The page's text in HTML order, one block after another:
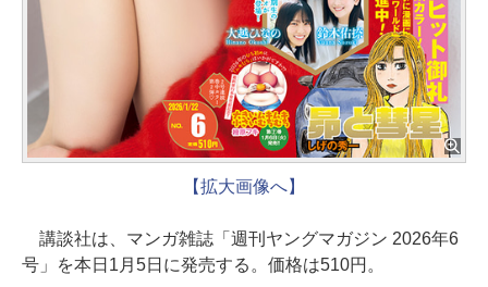
【拡大画像へ】
講談社は、マンガ雑誌「週刊ヤングマガジン 2026年6
号」を本日1月5日に発売する。価格は510円。